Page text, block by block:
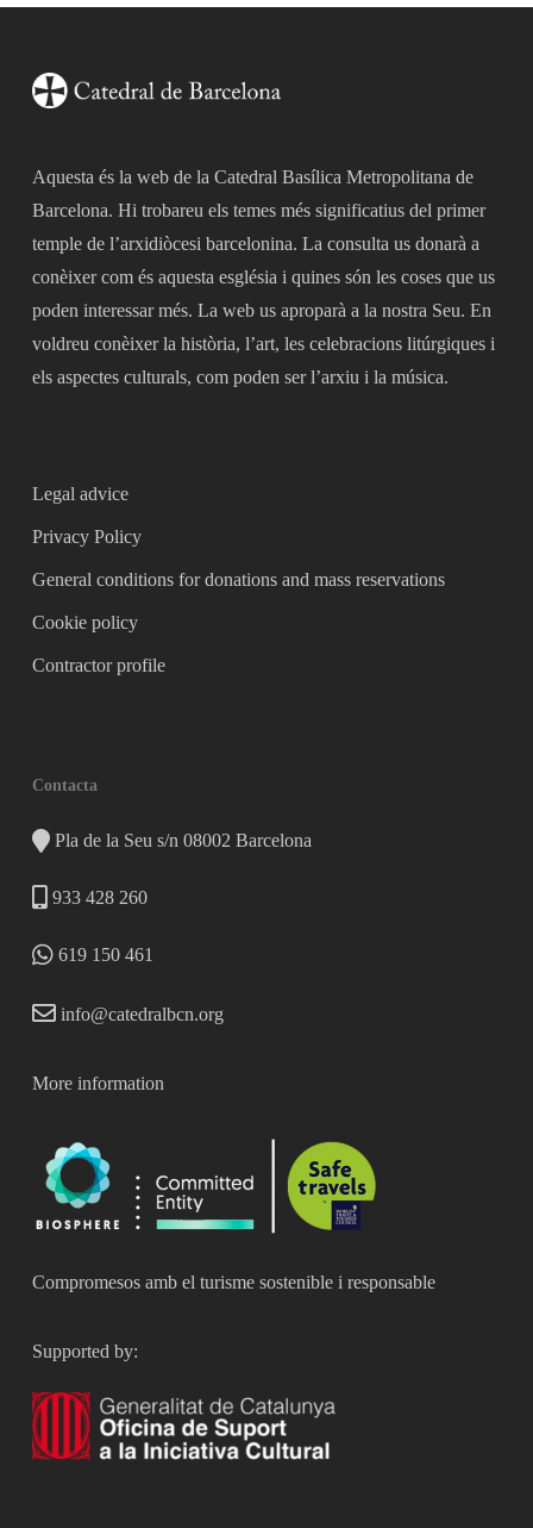
Aquesta és la web de la Catedral Basílica Metropolitana de
Barcelona. Hi trobareu els temes més significatius del primer
temple de l’arxidiòcesi barcelonina. La consulta us donarà a
conèixer com és aquesta església i quines són les coses que us
poden interessar més. La web us aproparà a la nostra Seu. En
voldreu conèixer la història, l’art, les celebracions litúrgiques i
els aspectes culturals, com poden ser l’arxiu i la música.
Legal advice
Privacy Policy
General conditions for donations and mass reservations
Cookie policy
Contractor profile
Contacta
Pla de la Seu s/n 08002 Barcelona
933 428 260
619 150 461
info@catedralbcn.org
More information
Compromesos amb el turisme sostenible i responsable
Supported by: